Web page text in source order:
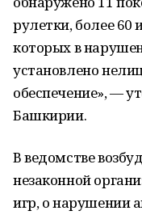
рулетки, более 60
которых в
установлено
обеспечение», —
Башкирии.
В ведомстве
незаконной
игр, о нарушении